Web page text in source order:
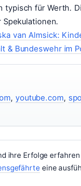
typisch für Werth.
Spekulationen.
van Almsick:
& Bundeswehr im
, youtube.com,
ihre Erfolge
eine